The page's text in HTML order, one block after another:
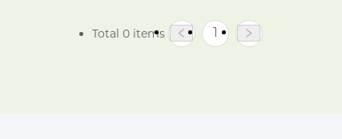
Total 0 items 1